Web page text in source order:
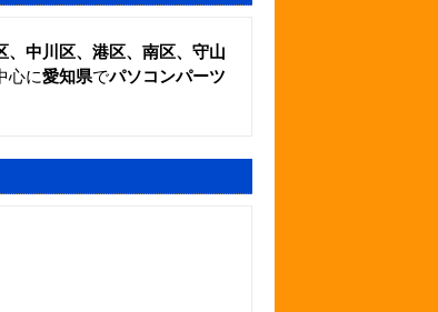
中川区、港区、南区、守山
心に愛知県でパソコンパーツ